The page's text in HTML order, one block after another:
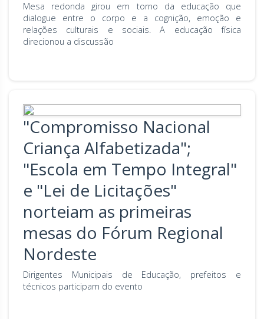
Mesa redonda girou em torno da educação que
dialogue entre o corpo e a cognição, emoção e
relações culturais e sociais. A educação física
direcionou a discussão
"Compromisso Nacional
Criança Alfabetizada";
"Escola em Tempo Integral"
e "Lei de Licitações"
norteiam as primeiras
mesas do Fórum Regional
Nordeste
Dirigentes Municipais de Educação, prefeitos e
técnicos participam do evento